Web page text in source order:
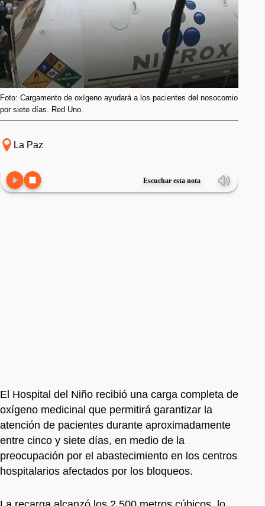
Foto: Cargamento de oxígeno ayudará a los pacientes del nosocomio
por siete días. Red Uno.
La Paz
Escuchar esta nota
El Hospital del Niño recibió una carga completa de
oxígeno medicinal que permitirá garantizar la
atención de pacientes durante aproximadamente
entre cinco y siete días, en medio de la
preocupación por el abastecimiento en los centros
hospitalarios afectados por los bloqueos.